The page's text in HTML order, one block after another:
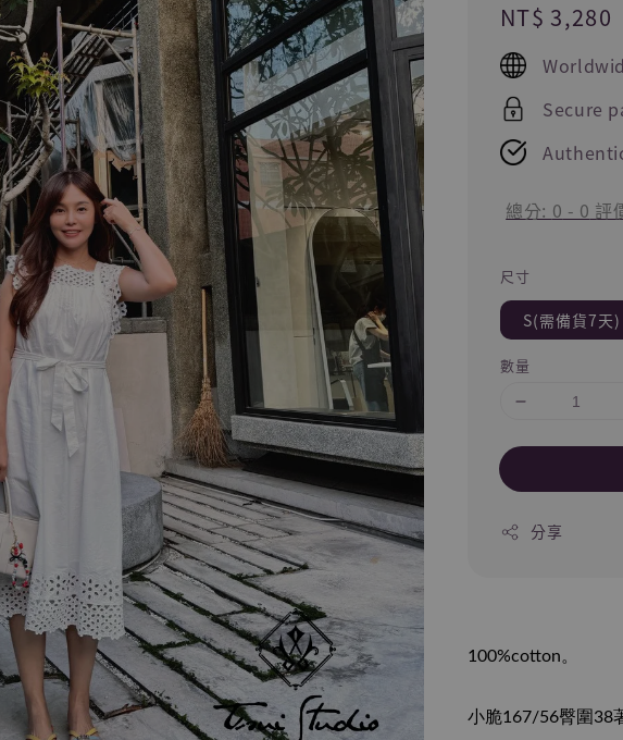
Regular
price
NT$ 3,280
Secure
總分: 0 - 0 評
尺寸
S(需備貨7天)
數量
分享
100%cotton。
小脆167/56臀圍38